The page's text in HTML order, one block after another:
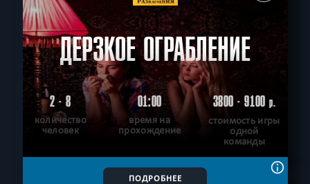
ДЕРЗКОЕ ОГРАБЛЕНИЕ
2 - 8
количество
человек
01:00
время на
прохождение
3800 - 9100р.
стоимость игры
одной
команды
ПОДРОБНЕЕ